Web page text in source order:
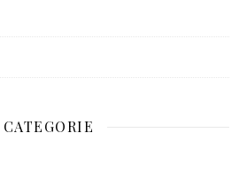
CATEGORIE